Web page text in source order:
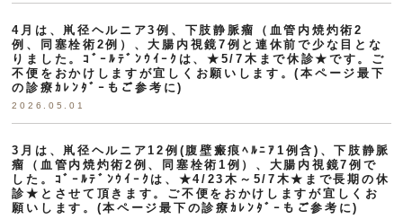
4月は、鼡径ヘルニア3例、下肢静脈瘤（血管内焼灼術2
例、同塞栓術2例）、大腸内視鏡7例と連休前で少な目とな
りました。ｺﾞｰﾙﾃﾞﾝｳｲｰｸは、★5/7木まで休診★です。ご
不便をおかけしますが宜しくお願いします。(本ページ最下
の診療ｶﾚﾝﾀﾞｰもご参考に)
2026.05.01
3月は、鼡径ヘルニア12例(腹壁瘢痕ﾍﾙﾆｱ1例含)、下肢静脈
瘤（血管内焼灼術2例、同塞栓術1例）、大腸内視鏡7例で
した。ｺﾞｰﾙﾃﾞﾝｳｲｰｸは、★4/23木～5/7木★まで長期の休
診★とさせて頂きます。ご不便をおかけしますが宜しくお
願いします。(本ページ最下の診療ｶﾚﾝﾀﾞｰもご参考に)